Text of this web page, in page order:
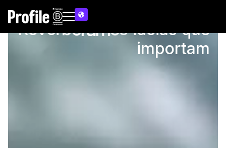
Reverberamos ideias que
importam